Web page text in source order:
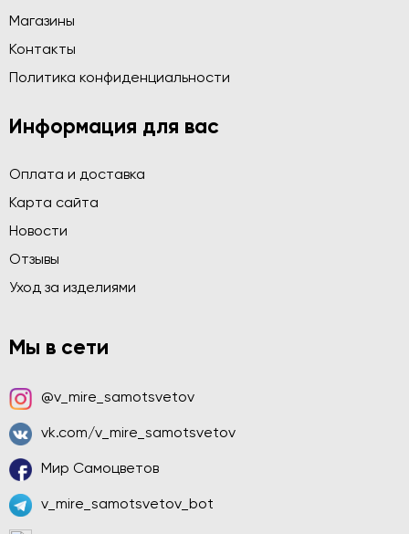
Магазины
Контакты
Политика конфиденциальности
Информация для вас
Оплата и доставка
Карта сайта
Новости
Отзывы
Уход за изделиями
Мы в сети
@v_mire_samotsvetov
vk.com/v_mire_samotsvetov
Мир Самоцветов
v_mire_samotsvetov_bot